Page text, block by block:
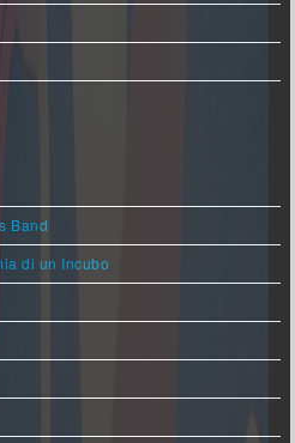
Band
di un Incubo